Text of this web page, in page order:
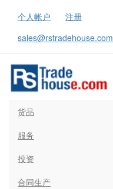
个人帐户
注册
sales@rstradehouse.com
货品
服务
投资
合同生产